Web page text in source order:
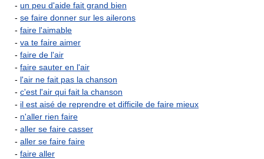
- un peu d'aide fait grand bien
- se faire donner sur les ailerons
- faire l'aimable
- va te faire aimer
- faire de l'air
- faire sauter en l'air
- l'air ne fait pas la chanson
- c'est l'air qui fait la chanson
- il est aisé de reprendre et difficile de faire mieux
- n'aller rien faire
- aller se faire casser
- aller se faire faire
- faire aller